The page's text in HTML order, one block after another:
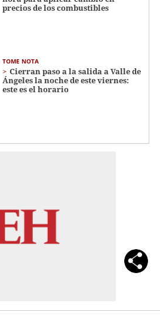
precios de los combustibles
TOME NOTA
Cierran paso a la salida a Valle de
Ángeles la noche de este viernes:
este es el horario